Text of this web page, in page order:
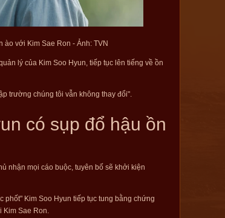
với Kim Sae Ron - Ảnh: TVN
lý của Kim Soo Hyun, tiếp tục lên tiếng về ồn
trường chúng tôi vẫn không thay đổi".
có sụp đổ hậu ồn
nhận mọi cáo buộc, tuyên bố sẽ khởi kiện
phốt" Kim Soo Hyun tiếp tục tung bằng chứng
Sae Ron.